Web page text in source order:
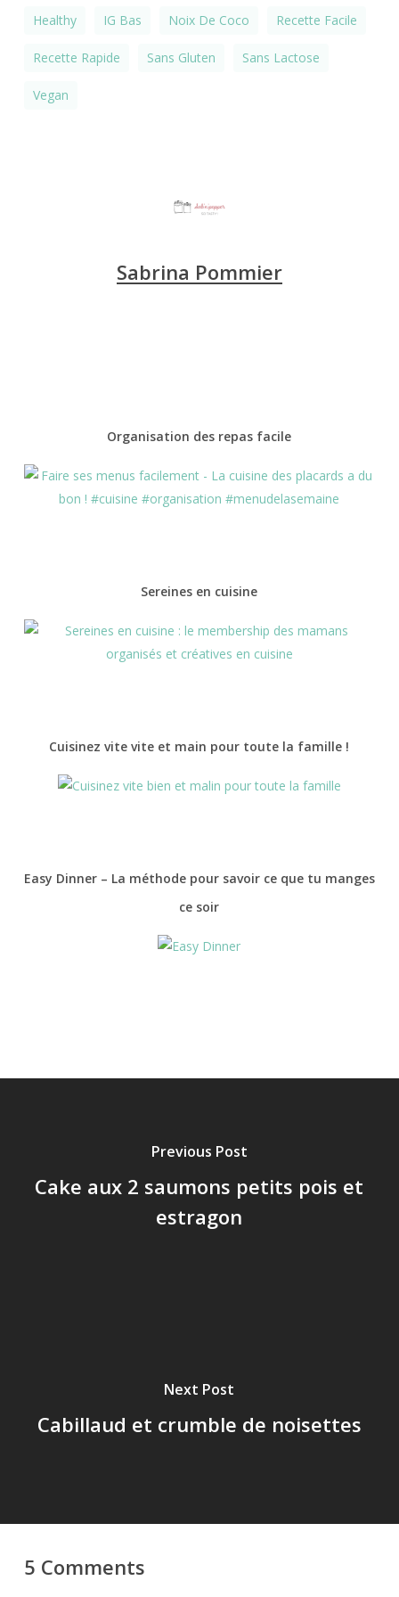
Healthy IG Bas Noix De Coco Recette Facile
Recette Rapide Sans Gluten Sans Lactose
Vegan
Sabrina Pommier
Organisation des repas facile
Sereines en cuisine
Cuisinez vite vite et main pour toute la famille !
Easy Dinner – La méthode pour savoir ce que tu manges
ce soir
Previous Post
Cake aux 2 saumons petits pois et
estragon
Next Post
Cabillaud et crumble de noisettes
5 Comments